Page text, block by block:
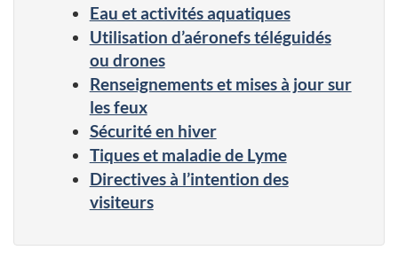
Eau et activités aquatiques
Utilisation d’aéronefs téléguidés
ou drones
Renseignements et mises à jour sur
les feux
Sécurité en hiver
Tiques et maladie de Lyme
Directives à l’intention des
visiteurs